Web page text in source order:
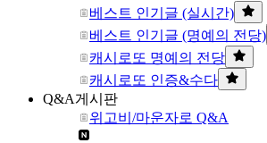
베스트 인기글 (실시간)
베스트 인기글 (명예의 전당)
캐시로또 명예의 전당
캐시로또 인증&수다
Q&A게시판
위고비/마운자로 Q&A